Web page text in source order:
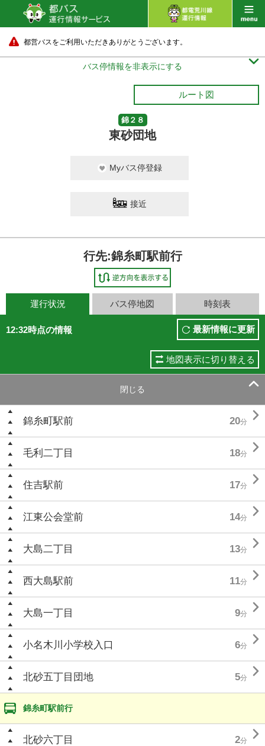
都営バスをご利用いただきありがとうございます。
バス停情報を非表示にする 
ルート図
錦２８
東砂団地
Myバス停登録
接近
行先:錦糸町駅前行
運行状況 バス停地図 時刻表
12:32時点の情報 最新情報に更新
地図表示に切り替える
閉じる 
錦糸町駅前 20分 
毛利二丁目 18分 
住吉駅前 17分 
江東公会堂前 14分 
大島二丁目 13分 
西大島駅前 11分 
大島一丁目 9分 
小名木川小学校入口 6分 
北砂五丁目団地 5分 
錦糸町駅前行
北砂六丁目 2分 